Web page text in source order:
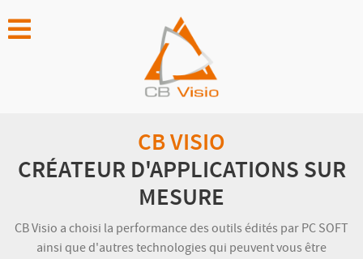
CB VISIO
CRÉATEUR D'APPLICATIONS SUR
MESURE
CB Visio a choisi la performance des outils édités par PC SOFT
ainsi que d'autres technologies qui peuvent vous être